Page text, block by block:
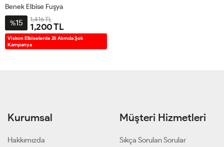
38-
40
46-
48
42-
44
50-
52
Benek Elbise Fuşya
%15 1,416 TL
1,200 TL
Viskon Elbiselerde 2li Alımda Şok
Kampanya
Kurumsal
Hakkımızda
Müşteri Hizmetleri
Sıkça Sorulan Sorular